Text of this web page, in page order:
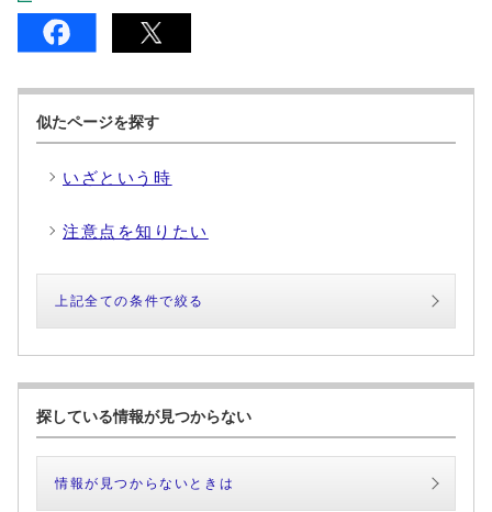
似たページを探す
いざという時
注意点を知りたい
上記全ての条件で絞る
探している情報が見つからない
情報が見つからないときは